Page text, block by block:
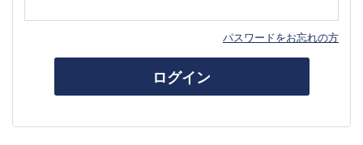
パスワードをお忘れの方
ログイン